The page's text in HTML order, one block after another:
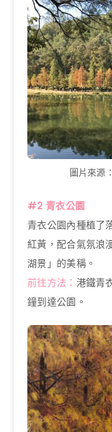
圖片來
#2 青衣公園
青衣公園內種植了
紅黃，配合氣氛浪
湖景」的美稱。
前往方法： 港鐵青
鐘到達公園。